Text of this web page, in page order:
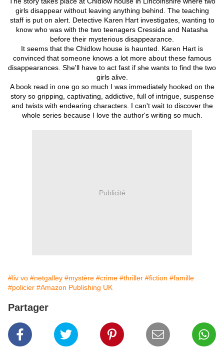
girls disappear without leaving anything behind. The teaching
staff is put on alert. Detective Karen Hart investigates, wanting to
know who was with the two teenagers Cressida and Natasha
before their mysterious disappearance.
It seems that the Chidlow house is haunted. Karen Hart is
convinced that someone knows a lot more about these famous
disappearances. She'll have to act fast if she wants to find the two
girls alive.
A book read in one go so much I was immediately hooked on the
story so gripping, captivating, addictive, full of intrigue, suspense
and twists with endearing characters. I can't wait to discover the
whole series because I love the author's writing so much.
Publicité
#liv vo #netgalley #mystère #crime #thriller #fiction #famille
#policier #Amazon Publishing UK
Partager